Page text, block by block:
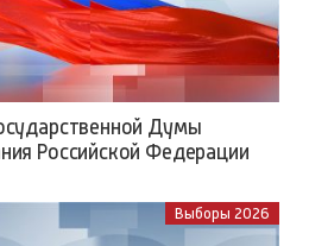
Думы
Российской Федерации
Выборы 2026